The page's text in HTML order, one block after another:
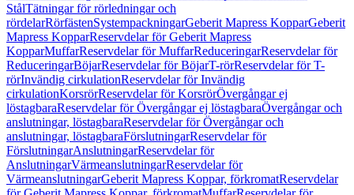
StålTätningar för rörledningar och
rördelarRörfästenSystempackningarGeberit Mapress KopparGeberit
Mapress KopparReservdelar för Geberit Mapress
KopparMuffarReservdelar för MuffarReduceringarReservdelar för
ReduceringarBöjarReservdelar för BöjarT-rörReservdelar för T-
rörInvändig cirkulationReservdelar för Invändig
cirkulationKorsrörReservdelar för KorsrörÖvergångar ej
löstagbaraReservdelar för Övergångar ej löstagbaraÖvergångar och
anslutningar, löstagbaraReservdelar för Övergångar och
anslutningar, löstagbaraFörslutningarReservdelar för
FörslutningarAnslutningarReservdelar för
AnslutningarVärmeanslutningarReservdelar för
VärmeanslutningarGeberit Mapress Koppar, förkromatReservdelar